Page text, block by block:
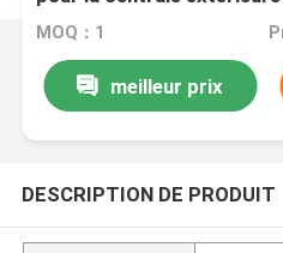
MOQ：1
meilleur prix
DESCRIPTION DE PRODUIT